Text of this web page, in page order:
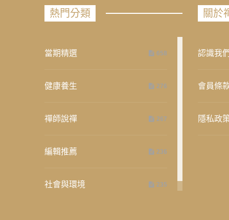
熱門分類
當期精選 658
健康養生 276
禪師說禪 267
編輯推薦 236
社會與環境 235
關於
認識我
會員條
隱私政